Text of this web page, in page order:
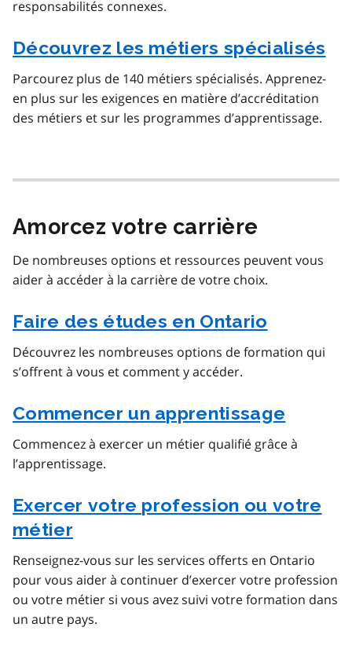
responsabilités connexes.
Découvrez les métiers spécialisés
Parcourez plus de 140 métiers spécialisés. Apprenez-
en plus sur les exigences en matière d’accréditation
des métiers et sur les programmes d’apprentissage.
Amorcez votre carrière
De nombreuses options et ressources peuvent vous
aider à accéder à la carrière de votre choix.
Faire des études en Ontario
Découvrez les nombreuses options de formation qui
s’offrent à vous et comment y accéder.
Commencer un apprentissage
Commencez à exercer un métier qualifié grâce à
l’apprentissage.
Exercer votre profession ou votre
métier
Renseignez-vous sur les services offerts en Ontario
pour vous aider à continuer d’exercer votre profession
ou votre métier si vous avez suivi votre formation dans
un autre pays.